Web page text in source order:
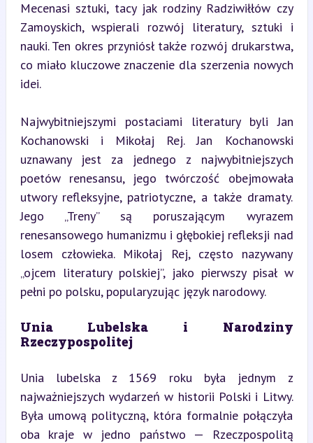
Mecenasi sztuki, tacy jak rodziny Radziwiłłów czy
Zamoyskich, wspierali rozwój literatury, sztuki i
nauki. Ten okres przyniósł także rozwój drukarstwa,
co miało kluczowe znaczenie dla szerzenia nowych
idei.
Najwybitniejszymi postaciami literatury byli Jan
Kochanowski i Mikołaj Rej. Jan Kochanowski
uznawany jest za jednego z najwybitniejszych
poetów renesansu, jego twórczość obejmowała
utwory refleksyjne, patriotyczne, a także dramaty.
Jego „Treny” są poruszającym wyrazem
renesansowego humanizmu i głębokiej refleksji nad
losem człowieka. Mikołaj Rej, często nazywany
„ojcem literatury polskiej”, jako pierwszy pisał w
pełni po polsku, popularyzując język narodowy.
Unia Lubelska i Narodziny
Rzeczypospolitej
Unia lubelska z 1569 roku była jednym z
najważniejszych wydarzeń w historii Polski i Litwy.
Była umową polityczną, która formalnie połączyła
oba kraje w jedno państwo — Rzeczpospolitą